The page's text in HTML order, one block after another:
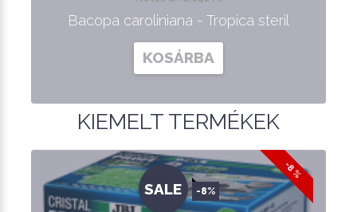
Bacopa caroliniana - Tropica steril
KOSÁRBA
KIEMELT TERMÉKEK
-8 %
SALE -8%